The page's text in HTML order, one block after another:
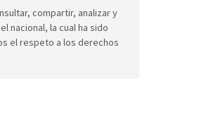
compartir, analizar y
nacional, la cual ha sido
el respeto a los derechos